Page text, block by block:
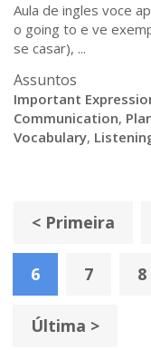
Aula de ingles voce
o going to e ve
se casar), ...
Assuntos
Important
Communication,
Vocabulary,
< Primeira
6 7 8
Última >